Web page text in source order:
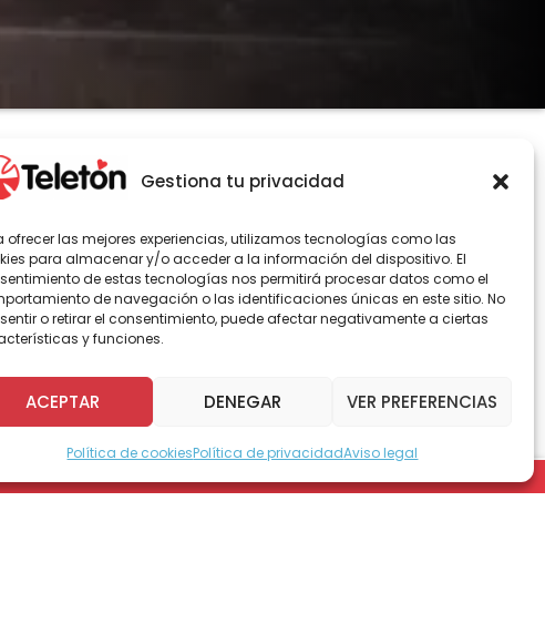
Gestiona tu privacidad
ofrecer las mejores experiencias, utilizamos tecnologías como las
para almacenar y/o acceder a la información del dispositivo. El
de estas tecnologías nos permitirá procesar datos como el
de navegación o las identificaciones únicas en este sitio. No
o retirar el consentimiento, puede afectar negativamente a ciertas
y funciones.
ACEPTAR DENEGAR VER PREFERENCIAS
Política de cookiesPolítica de privacidadAviso legal